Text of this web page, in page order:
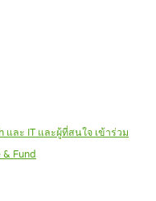
และ IT และผู้ที่สนใจ เข้าร่วม
Fund